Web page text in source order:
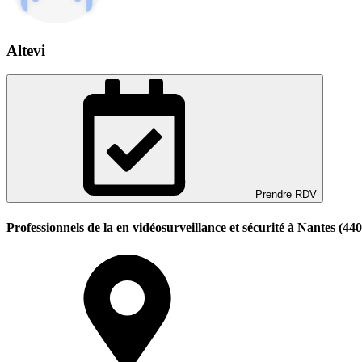
Altevi
Prendre RDV
Professionnels de la en vidéosurveillance et sécurité à Nantes